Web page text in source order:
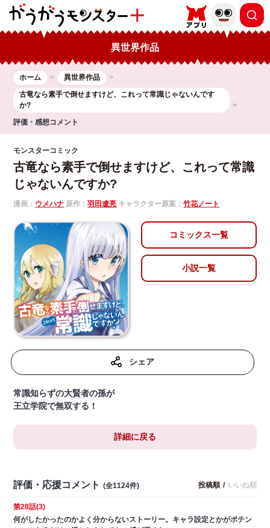
異世界作品
ホーム
異世界作品
古竜なら素手で倒せますけど、これって常識じゃないんです
か?
評価・感想コメント
モンスターコミック
古竜なら素手で倒せますけど、これって常識
じゃないんですか?
漫画： ウメハナ 原作：羽田遼亮 キャラクター原案：竹花ノート
コミックス一覧
小説一覧
シェア
常識知らずの大賢者の孫が
王立学院で無双する！
詳細に戻る
評価・応援コメント (全1124件) 投稿順 / いいね順
第28話(3)
何がしたかったのかよく分からないストーリー。キャラ設定とかがポテン